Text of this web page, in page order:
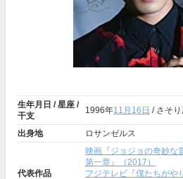
生年月日 / 星座 /
干支
1996年11月16日 / さそ
出身地 ロサンゼルス
代表作品
映画『ジョジョの奇妙な
第一章』（2017）
フジテレビ『僕たちがや